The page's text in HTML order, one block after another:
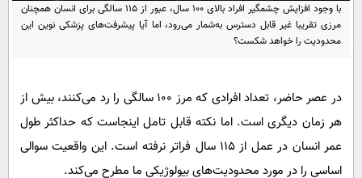
باشگاه مغز
اقتصاد
سرگرمی
فناوری
عصر ایران 2
پیامک
روانشناسی
آشپزی
با وجود افزایش چشمگیر افراد بالای ۱۰۰ سال، عبور از ۱۱۵ سالگی برای انسان همچنان
مرزی تقریبا غیر قابل دسترس به‌شمار می‌رود، اما آیا پیشرفت‌های پزشکی نوین این
محدودیت را خواهد شکست؟
در عصر حاضر، تعداد افرادی که مرز ۱۰۰ سالگی را رد می‌کنند، بیش از
هر زمان دیگری است. اما نکته قابل تامل اینجاست که حداکثر طول
عمر انسان در عمل از ۱۱۵ سال فراتر نرفته است. این واقعیت سوالی
اساسی را در مورد محدودیت‌های بیولوژیکی ما مطرح می‌کند.